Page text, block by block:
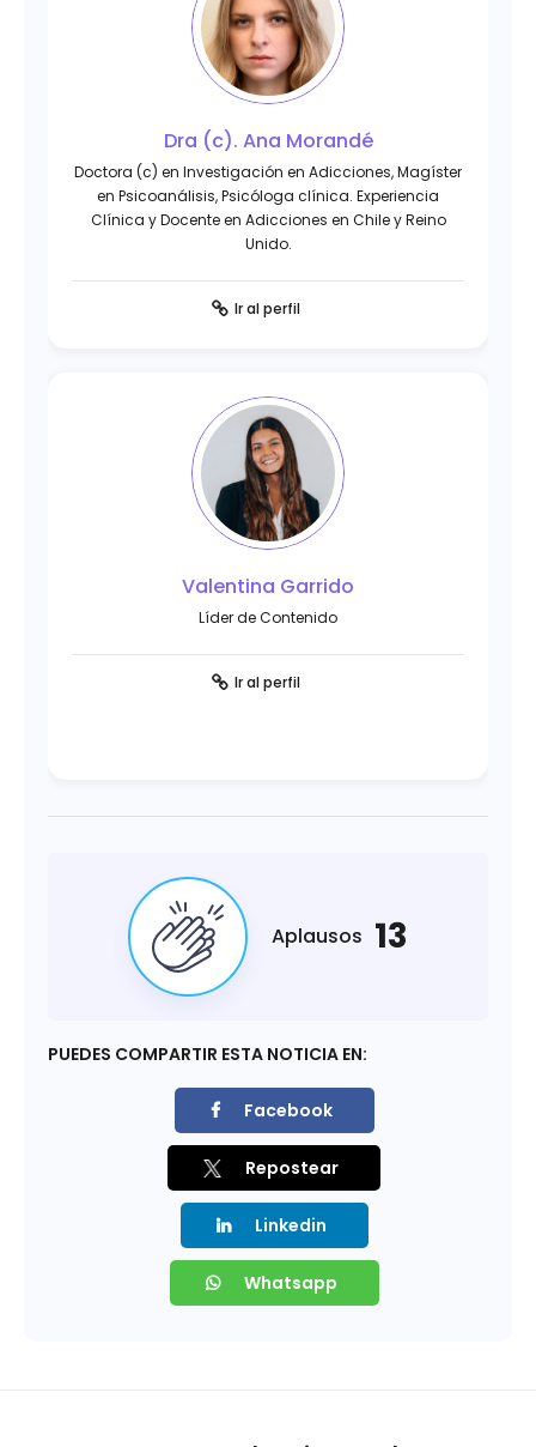
Dra (c). Ana Morandé
Doctora (c) en Investigación en Adicciones, Magíster
en Psicoanálisis, Psicóloga clínica. Experiencia
Clínica y Docente en Adicciones en Chile y Reino
Unido.
Ir al perfil
Valentina Garrido
Líder de Contenido
Ir al perfil
Aplausos 13
PUEDES COMPARTIR ESTA NOTICIA EN:
Facebook
Repostear
Linkedin
Whatsapp